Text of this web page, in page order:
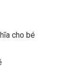
cho bé